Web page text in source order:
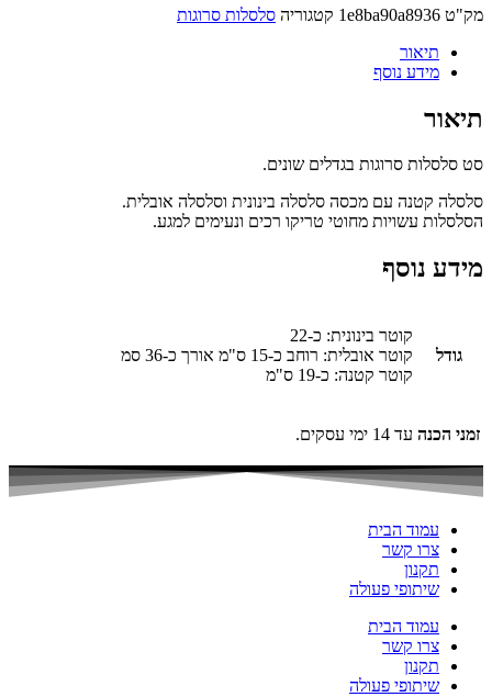
1e8ba90a8936 קטגוריה סלסלות סרוגות
תיאור
מידע נוסף
סרוגות בגדלים שונים.
קטנה עם מכסה סלסלה בינונית וסלסלה אובלית.
עשויות מחוטי טריקו רכים ונעימים למגע.
נוסף
קוטר בינונית: כ-22
קוטר אובלית: רוחב כ-15 ס"מ אורך כ-36 סמ
קוטר קטנה: כ-19 ס"מ
הכנה עד 14 ימי עסקים.
עמוד הבית
צרו קשר
תקנון
שיתופי פעולה
עמוד הבית
צרו קשר
תקנון
שיתופי פעולה